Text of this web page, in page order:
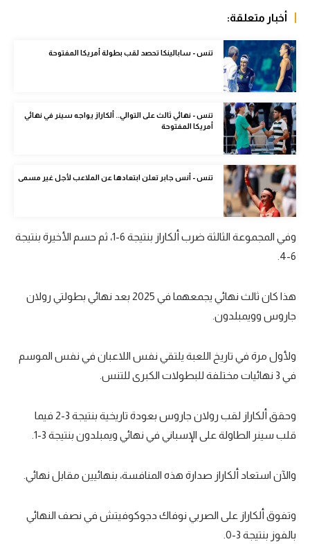
القسم الثاني
رياضات أخرى
أمم إفريقيا
كرة السلة الأمريكية
كرة سلة
كرة طائرة
الوطن العربي
في المونديال
آسيا
أمريكا
ركن الألعاب
Gamers
تحقيق في الجول
تحليل في الجول
أخبار متعلقة:
تنس - سابالينكا تحصد لقب بطولة أمريكا المفتوحة
تنس - نهائي ثالث على التوالي.. ألكاراز يواجه سينر في نهائي
أمريكا المفتوحة
تنس - أنس جابر تعلن ابتعادها عن الملاعب لأجل غير مسمى
وفي المجموعة الثالثة ضرب ألكاراز بنتيجة 6-1، ثم حسم الأخيرة بنتيجة
6-4.
هذا كان ثالث نهائي يجمعهما في 2025 بعد نهائي بطولتي رولان
جاروس وويمبلدون.
ولأول مرة في تاريخ اللعبة يلتقي نفس اللاعبان في نفس الموسم
في 3 نهائيات مختلفة للبطولات الكبرى للتنس.
وحقق ألكاراز لقب رولان جاروس بعودة تاريخية بنتيجة 3-2 فيما
قلب سينر الطاولة على الإسباني في نهائي ويمبلدون بنتيجة 3-1.
والآن استعاد ألكاراز صدارة هذه المنافسة، بنهائيين مقابل نهائي.
وتفوق ألكاراز على الصربي نوفاك دجوكوفيتش في نصف النهائي
بالفوز بنتيجة 3-0.